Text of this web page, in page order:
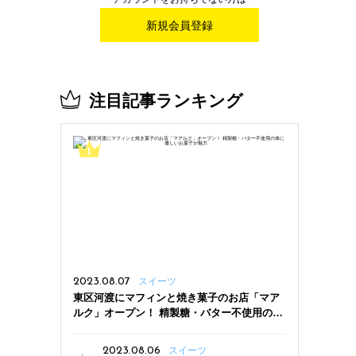
新規会員登録
注目記事ランキング
2023.08.07 スイーツ
東区河渡にマフィンと焼き菓子のお店「マア
ルク」オープン！ 精製糖・バター不使用の体
2023.08.06
スイーツ